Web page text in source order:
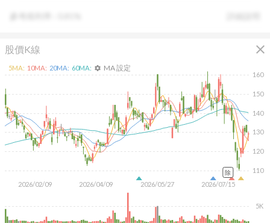
股價K線 close
2026/02/09 2026/04/09 2026/05/27 2026/07/15
110
120
130
140
150
160
5K
5MA: 10MA: 20MA: 60MA: settings MA 設定
除